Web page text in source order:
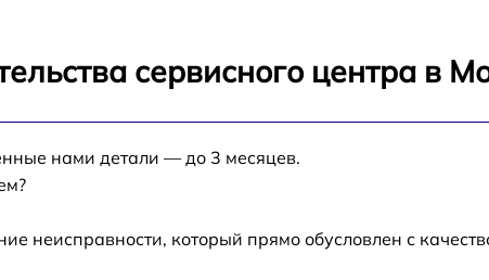
сервисного центра в
нами детали — до 3 месяцев.
неисправности, который прямо обусловлен с